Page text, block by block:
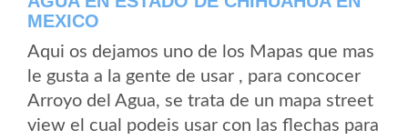
MEXICO
Aqui os dejamos uno de los Mapas que mas
le gusta a la gente de usar , para concocer
Arroyo del Agua, se trata de un mapa street
view el cual podeis usar con las flechas para